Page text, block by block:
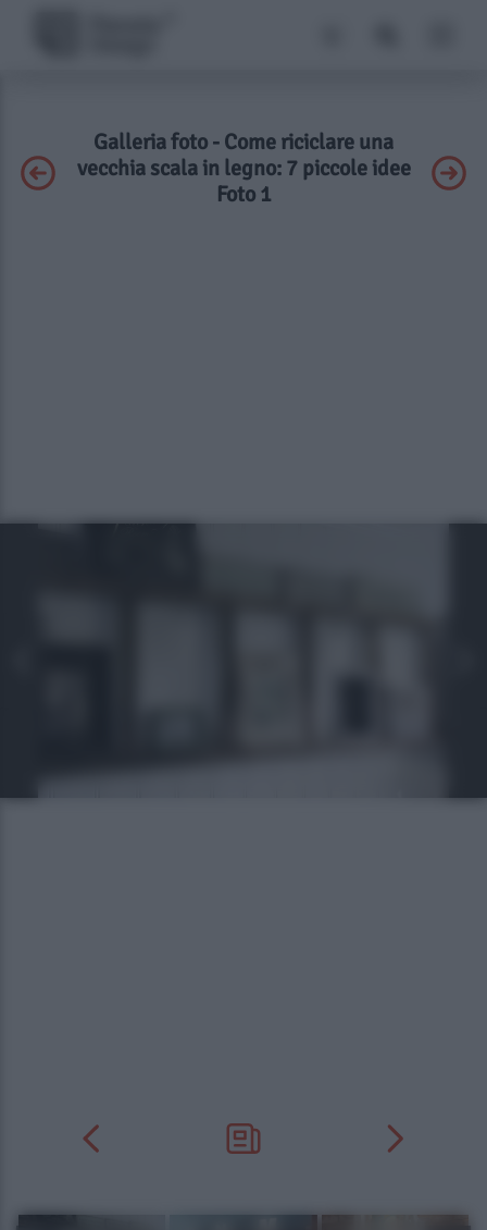
Galleria foto - Come riciclare una
vecchia scala in legno: 7 piccole idee
Foto 1